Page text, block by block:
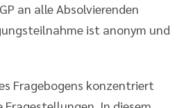
an alle Absolvierenden
ist anonym und
Fragebogens konzentriert